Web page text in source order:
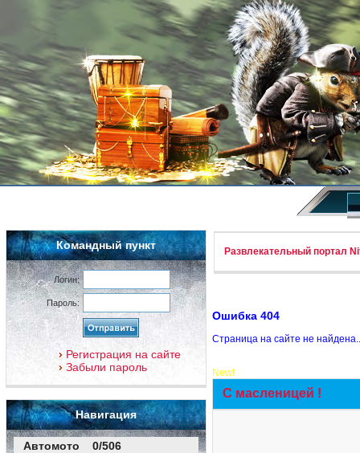
Командный пункт
Логин:
Пароль:
Регистрация на сайте
Забыли пароль
Навигация
Автомото 0/506
Развлекательный портал
Ошибка 404
Страница на сайте не
New!
С масленицей !